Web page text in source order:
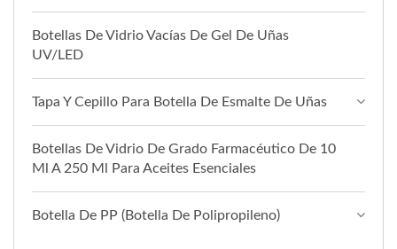
Botellas De Vidrio Vacías De Gel De Uñas
UV/LED
Tapa Y Cepillo Para Botella De Esmalte De Uñas
Botellas De Vidrio De Grado Farmacéutico De 10
Ml A 250 Ml Para Aceites Esenciales
Botella De PP (botella De Polipropileno)